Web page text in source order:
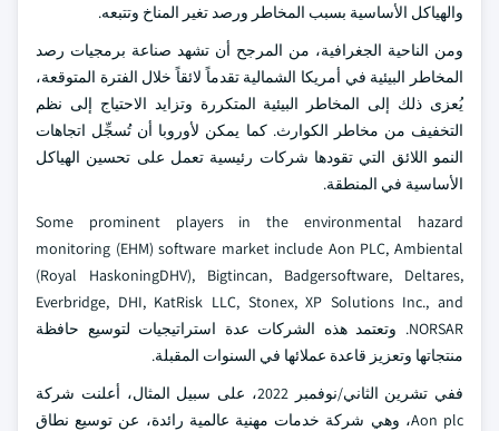
والهياكل الأساسية بسبب المخاطر ورصد تغير المناخ وتتبعه.
ومن الناحية الجغرافية، من المرجح أن تشهد صناعة برمجيات رصد
المخاطر البيئية في أمريكا الشمالية تقدماً لائقاً خلال الفترة المتوقعة،
يُعزى ذلك إلى المخاطر البيئية المتكررة وتزايد الاحتياج إلى نظم
التخفيف من مخاطر الكوارث. كما يمكن لأوروبا أن تُسجِّل اتجاهات
النمو اللائق التي تقودها شركات رئيسية تعمل على تحسين الهياكل
الأساسية في المنطقة.
Some prominent players in the environmental hazard
monitoring (EHM) software market include Aon PLC, Ambiental
(Royal HaskoningDHV), Bigtincan, Badgersoftware, Deltares,
Everbridge, DHI, KatRisk LLC, Stonex, XP Solutions Inc., and
NORSAR. وتعتمد هذه الشركات عدة استراتيجيات لتوسيع حافظة
منتجاتها وتعزيز قاعدة عملائها في السنوات المقبلة.
ففي تشرين الثاني/نوفمبر 2022، على سبيل المثال، أعلنت شركة
Aon plc، وهي شركة خدمات مهنية عالمية رائدة، عن توسيع نطاق